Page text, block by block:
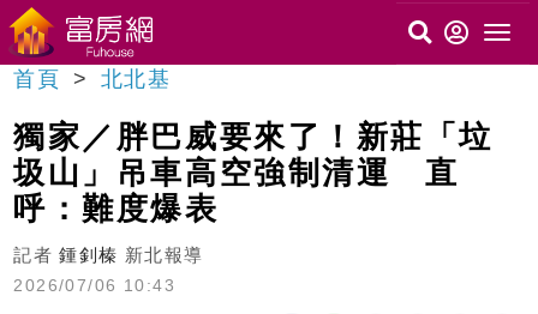
首頁 北北基
獨家／胖巴威要來了！新莊「垃
圾山」吊車高空強制清運 直
呼：難度爆表
記者 鍾釗榛 新北報導
2026/07/06 10:43